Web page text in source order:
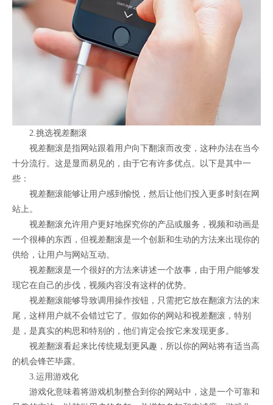
2.挑选视差翻滚
视差翻滚是指网站跟着用户向下翻滚而改变，这种办法在当今
十分流行。这是显而易见的，由于它有许多优点。以下是其中一
些：
视差翻滚能够让用户感到愉悦，然后让他们投入更多时刻在网
站上。
视差翻滚允许用户更好地探究你的产品或服务，视频和动画是
一个很棒的东西，但视差翻滚是一个创新和生动的方法来出现你的
供给，让用户与网站互动。
视差翻滚是一个很好的方法来讲述一个故事，由于用户能够发
现它在自己的步伐，视频内容没有这样的优势。
视差翻滚能够导致调用操作按钮，只需把它放在翻滚方法的末
尾，这样用户就不会错过它了。假如你的网站和视差翻滚，特别
是，是真实的构思和特别的，他们肯定会按它来发现更多。
视差翻滚看起来比传统规划更风趣，所以你的网站将有适当高
的机会锋芒毕露。
3.运用游戏化
游戏化意味着将游戏机制整合到你的网站中，这是一个可靠和